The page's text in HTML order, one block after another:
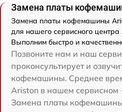
Замена платы
Замена платы кофемашины
для нашего сервисного
Выполним быстро и
Позвоните нам и наш
проконсультирует и
кофемашины. Среднее
Ariston в нашем сервисном
Замена платы